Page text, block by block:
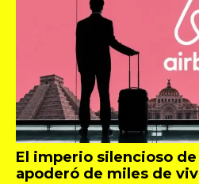
El imperio silencioso
apoderó de miles de